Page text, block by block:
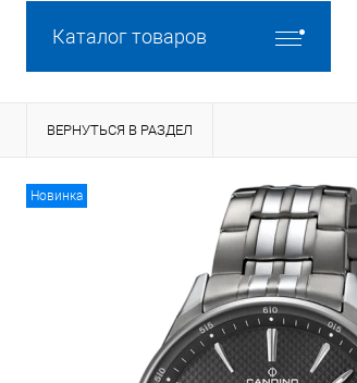
Каталог товаров
ВЕРНУТЬСЯ В РАЗДЕЛ
Новинка